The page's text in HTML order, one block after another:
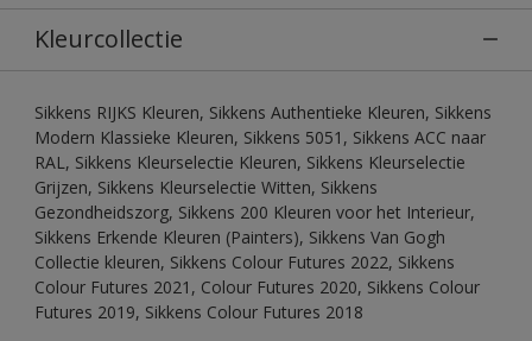
Kleurcollectie
Sikkens RIJKS Kleuren, Sikkens Authentieke Kleuren, Sikkens
Modern Klassieke Kleuren, Sikkens 5051, Sikkens ACC naar
RAL, Sikkens Kleurselectie Kleuren, Sikkens Kleurselectie
Grijzen, Sikkens Kleurselectie Witten, Sikkens
Gezondheidszorg, Sikkens 200 Kleuren voor het Interieur,
Sikkens Erkende Kleuren (Painters), Sikkens Van Gogh
Collectie kleuren, Sikkens Colour Futures 2022, Sikkens
Colour Futures 2021, Colour Futures 2020, Sikkens Colour
Futures 2019, Sikkens Colour Futures 2018